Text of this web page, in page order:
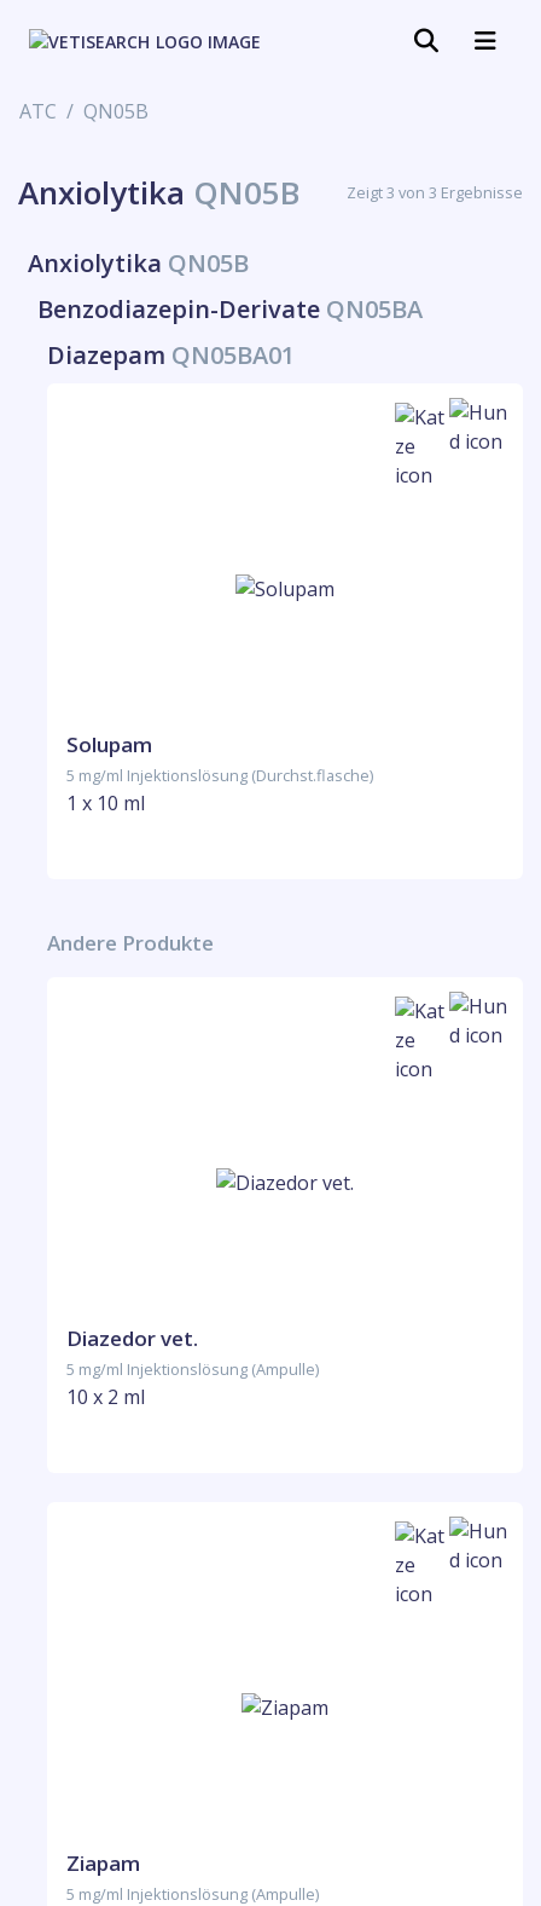
ATC QN05B
Anxiolytika QN05B Zeigt 3 von 3 Ergebnisse
Anxiolytika QN05B
Benzodiazepin-Derivate QN05BA
Diazepam QN05BA01
Solupam
5 mg/ml Injektionslösung (Durchst.flasche)
1 x 10 ml
Andere Produkte
Diazedor vet.
5 mg/ml Injektionslösung (Ampulle)
10 x 2 ml
Ziapam
5 mg/ml Injektionslösung (Ampulle)